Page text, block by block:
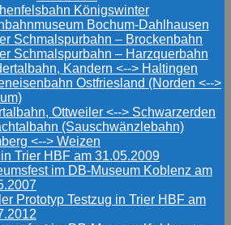
Königswinter
Bochum-Dahlhausen
Schmalspurbahn – Brockenbahn
Schmalspurbahn – Harzquerbahn
Kandern <--> Haltingen
Ostfriesland (Norden <-->
Ottweiler <--> Schwarzerden
(Sauschwänzlebahn)
<--> Weizen
Trier HBF am 31.05.2009
im DB-Museum Koblenz am
Prototyp Testzug in Trier HBF am